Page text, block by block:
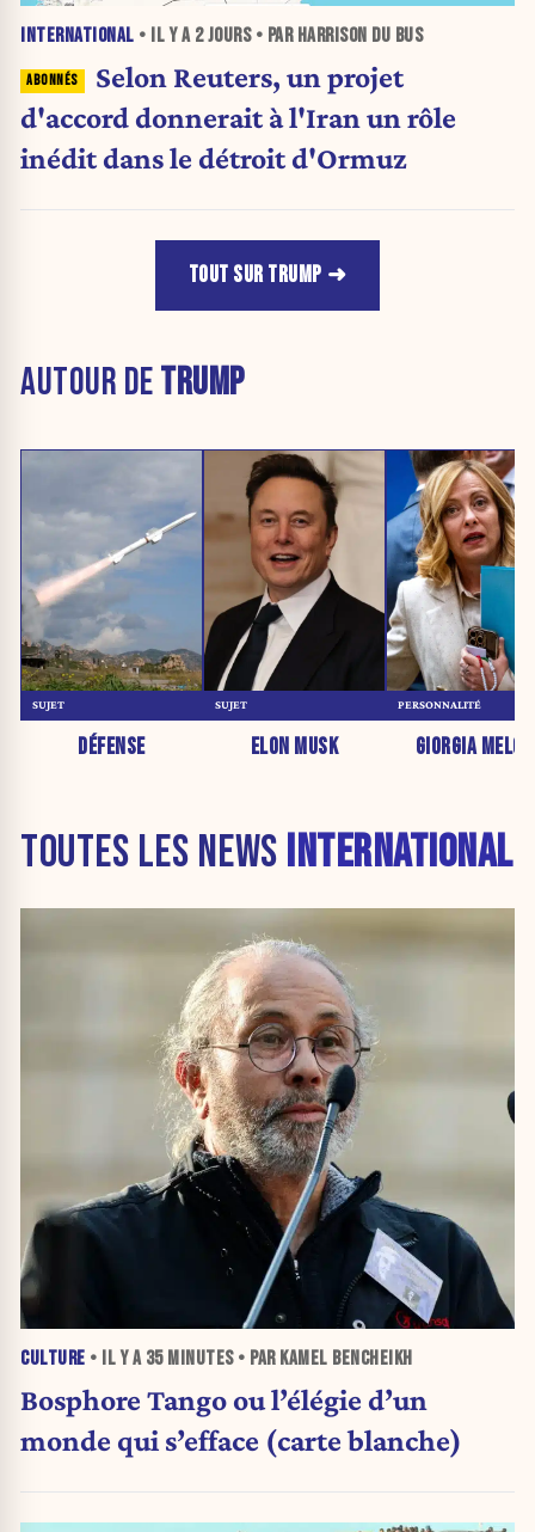
INTERNATIONAL • IL Y A 2 JOURS• PAR HARRISON DU BUS
Selon Reuters, un projet
d'accord donnerait à l'Iran un rôle
inédit dans le détroit d'Ormuz
TOUT SUR TRUMP
AUTOUR DETRUMP
DÉFENSE
SUJET
ELON MUSK
SUJET
GIORGIA
PERSONNALITÉ
TOUTES LES NEWS INTERNATIONAL
CULTURE • IL Y A 35 MINUTES• PAR KAMEL BENCHEIKH
Bosphore Tango ou l’élégie d’un
monde qui s’efface (carte blanche)